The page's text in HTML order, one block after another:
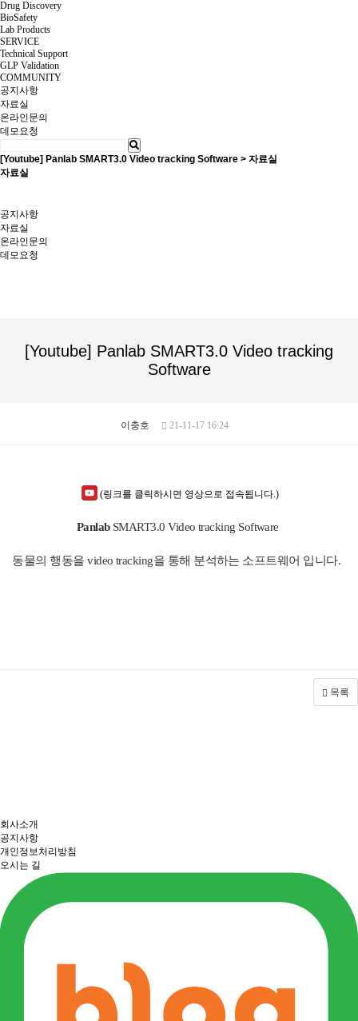
Drug Discovery
BioSafety
Lab Products
SERVICE
Technical Support
GLP Validation
COMMUNITY
공지사항
자료실
온라인문의
데모요청
[Youtube] Panlab SMART3.0 Video tracking Software > 자료실
자료실
공지사항
자료실
온라인문의
데모요청
[Youtube] Panlab SMART3.0 Video tracking
Software
이충호 21-11-17 16:24
(링크를 클릭하시면 영상으로 접속됩니다.)
PanlabSMART3.0 Video tracking Software
동물의 행동을 video tracking을 통해 분석하는 소프트웨어 입니다.
목록
회사소개
공지사항
개인정보처리방침
오시는 길